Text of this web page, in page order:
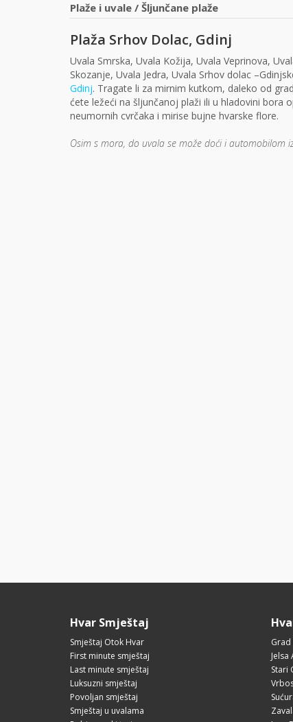
Plaže i uvale / Šljunčane plaže
Plaža Srhov Dolac, Gdinj
Uvala Smrska, Uvala Kožija, Uvala Veprinova,
Skozanje, Uvala Jedra, Uvala Srhov dolac
Gdinj. Tragate li za mirnim kutkom, daleko od
ćete ležeći na šljunčanoj plaži ili u hladovini bora
neumornih cvrčaka i mirise bujne hvarske flore.
Osim s mora, do uvala se može doći i automobilom
Hvar Smještaj
Smještaj Otok Hvar
First minute smještaj
Last minute smještaj
Luksuzni smještaj
Povoljan smještaj
Smještaj u uvalama
Stari